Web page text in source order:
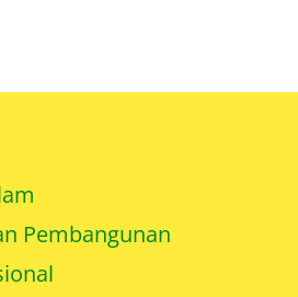
Pembangunan